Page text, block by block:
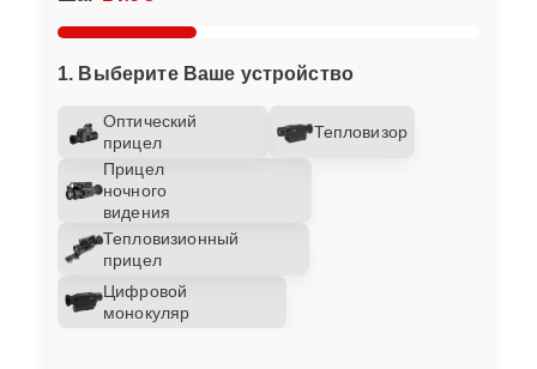
1. Выберите Ваше устройство
Оптический
прицел
Тепловизор
Прицел
ночного
видения
Тепловизионный
прицел
Цифровой
монокуляр